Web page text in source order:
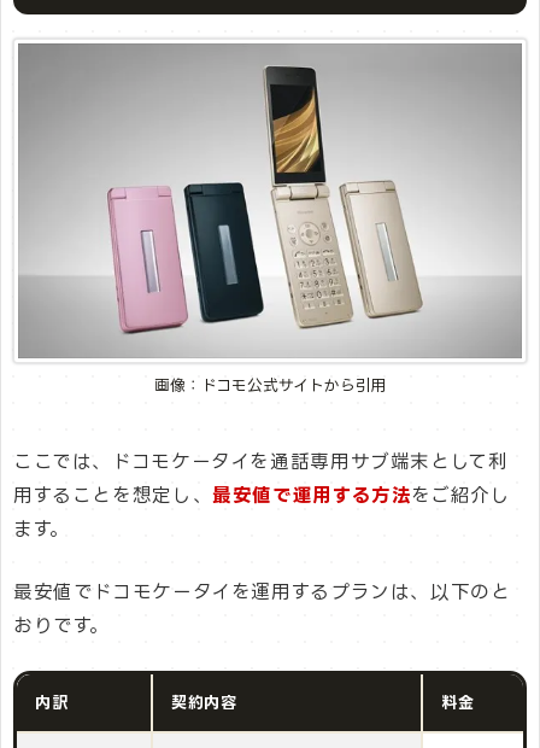
画像：ドコモ公式サイトから引用
ここでは、ドコモケータイを通話専用サブ端末として利
用することを想定し、最安値で運用する方法をご紹介し
ます。
最安値でドコモケータイを運用するプランは、以下のと
おりです。
内訳 契約内容 料金